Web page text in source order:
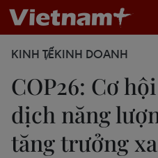
KINH TẾKINH DOANH
COP26: Cơ
dịch năng
tăng trưởng